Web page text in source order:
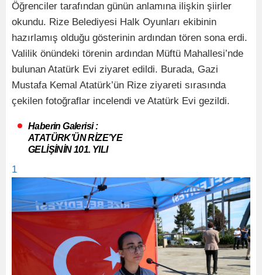
Öğrenciler tarafından günün anlamına ilişkin şiirler
okundu. Rize Belediyesi Halk Oyunları ekibinin
hazırlamış olduğu gösterinin ardından tören sona erdi.
Valilik önündeki törenin ardından Müftü Mahallesi’nde
bulunan Atatürk Evi ziyaret edildi. Burada, Gazi
Mustafa Kemal Atatürk’ün Rize ziyareti sırasında
çekilen fotoğraflar incelendi ve Atatürk Evi gezildi.
Haberin Galerisi :
ATATÜRK’ÜN RİZE’YE
GELİŞİNİN 101. YILI
1